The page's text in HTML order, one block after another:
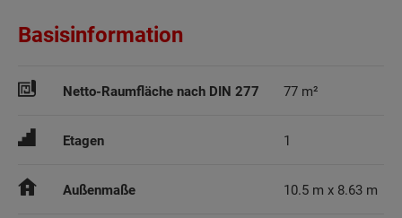
Basisinformation
Netto-Raumfläche nach DIN 277 77 m²
Etagen 1
Außenmaße 10.5 m x 8.63 m